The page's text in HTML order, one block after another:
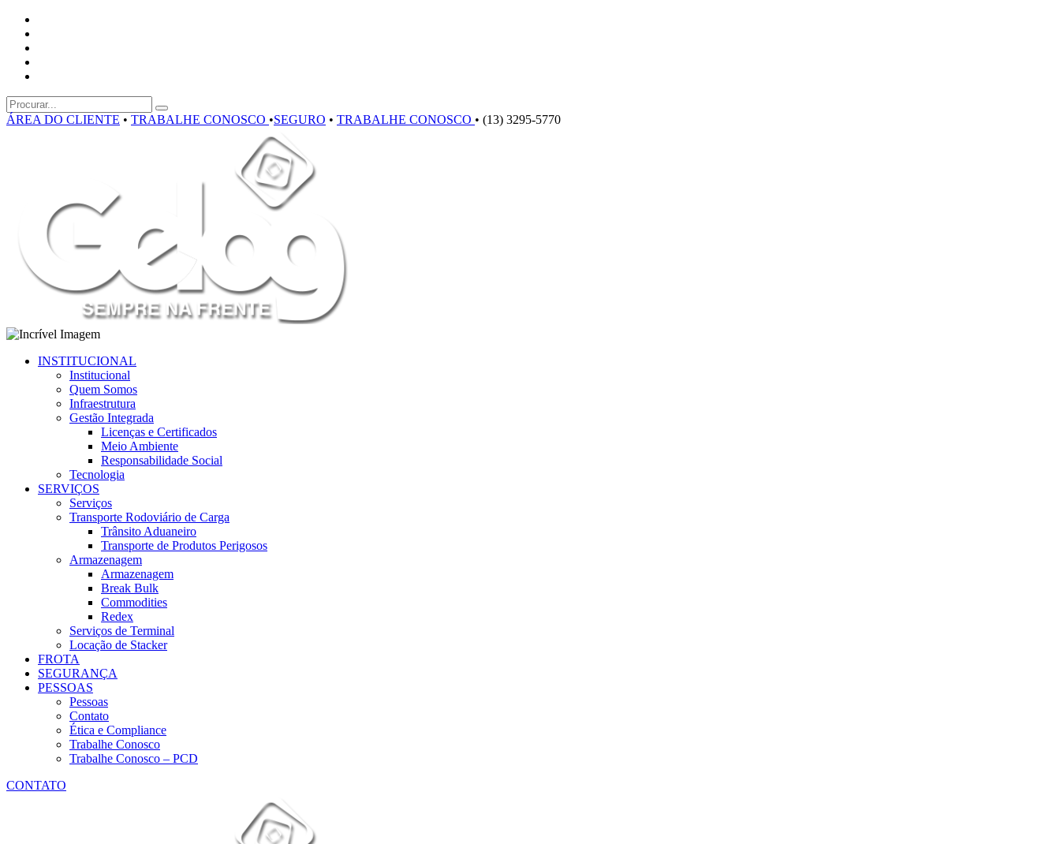
ÁREA DO CLIENTE • TRABALHE CONOSCO •SEGURO • TRABALHE CONOSCO • (13) 3295-5770
INSTITUCIONAL
Institucional
Quem Somos
Infraestrutura
Gestão Integrada
Licenças e Certificados
Meio Ambiente
Responsabilidade Social
Tecnologia
SERVIÇOS
Serviços
Transporte Rodoviário de Carga
Trânsito Aduaneiro
Transporte de Produtos Perigosos
Armazenagem
Armazenagem
Break Bulk
Commodities
Redex
Serviços de Terminal
Locação de Stacker
FROTA
SEGURANÇA
PESSOAS
Pessoas
Contato
Ética e Compliance
Trabalhe Conosco
Trabalhe Conosco – PCD
CONTATO